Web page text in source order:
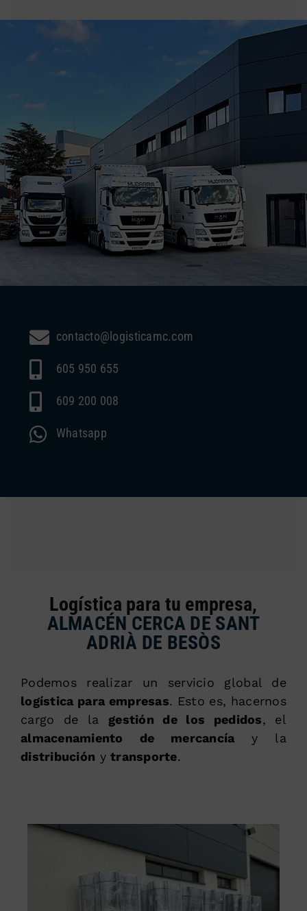
contacto@logisticamc.com
605 950 655
609 200 008
Whatsapp
Logística para tu empresa,
ALMACÉN CERCA DE SANT
ADRIÀ DE BESÒS
Podemos realizar un servicio global de
logística para empresas. Esto es, hacernos
cargo de la gestión de los pedidos, el
almacenamiento de mercancía y la
distribución ytransporte.